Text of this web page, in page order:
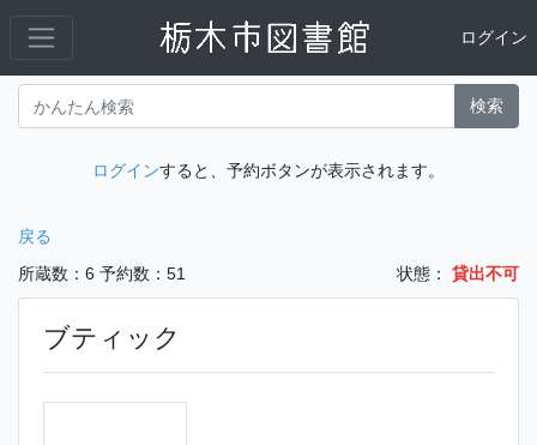
ログイン
検索
ログインすると、予約ボタンが表示されます。
戻る
所蔵数：6 予約数：51 状態： 貸出不可
ブティック